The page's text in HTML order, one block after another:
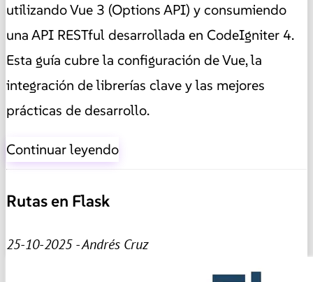
utilizando Vue 3 (Options API) y consumiendo
una API RESTful desarrollada en CodeIgniter 4.
Esta guía cubre la configuración de Vue, la
integración de librerías clave y las mejores
prácticas de desarrollo.
Continuar leyendo
Rutas en Flask
25-10-2025 - Andrés Cruz